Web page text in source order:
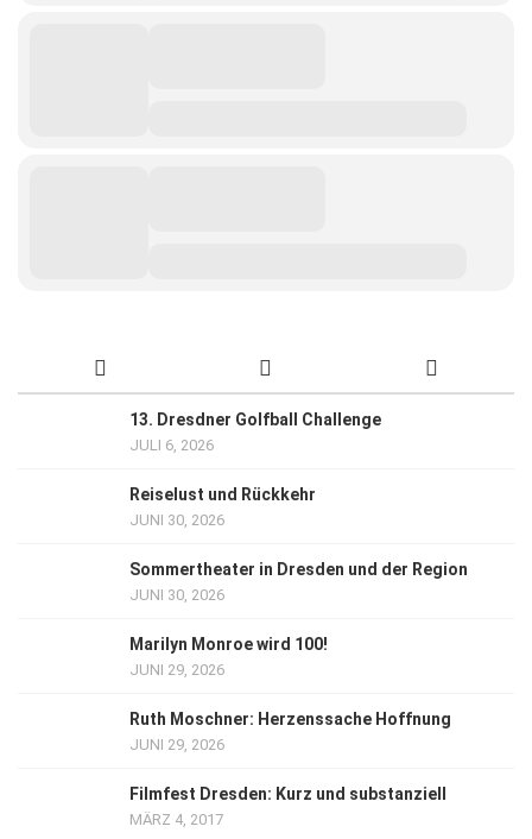
13. Dresdner Golfball Challenge
JULI 6, 2026
Reiselust und Rückkehr
JUNI 30, 2026
Sommertheater in Dresden und der Region
JUNI 30, 2026
Marilyn Monroe wird 100!
JUNI 29, 2026
Ruth Moschner: Herzenssache Hoffnung
JUNI 29, 2026
Filmfest Dresden: Kurz und substanziell
MÄRZ 4, 2017